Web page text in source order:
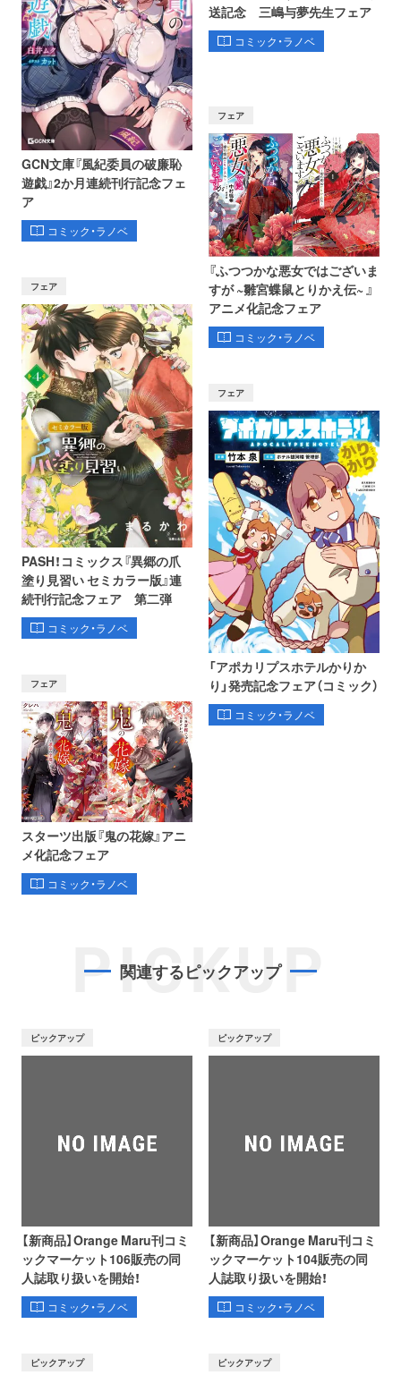
GCN文庫『風紀委員の破廉恥
遊戯』2か月連続刊行記念フェ
ア
コミック・ラノベ
送記念 三嶋与夢先生フェア
コミック・ラノベ
フェア
PASH！コミックス『異郷の爪
塗り見習い セミカラー版』連
続刊行記念フェア 第二弾
コミック・ラノベ
フェア
『ふつつかな悪女ではございま
すが ~雛宮蝶鼠とりかえ伝~ 』
アニメ化記念フェア
コミック・ラノベ
フェア
スターツ出版『鬼の花嫁』アニ
メ化記念フェア
コミック・ラノベ
フェア
「アポカリプスホテルかりか
り」発売記念フェア（コミック）
コミック・ラノベ
PICKUP
関連するピックアップ
ピックアップ
【新商品】Orange Maru刊コミ
ックマーケット106販売の同
人誌取り扱いを開始！
コミック・ラノベ
ピックアップ
【新商品】Orange Maru刊コミ
ックマーケット104販売の同
人誌取り扱いを開始！
コミック・ラノベ
ピックアップ ピックアップ